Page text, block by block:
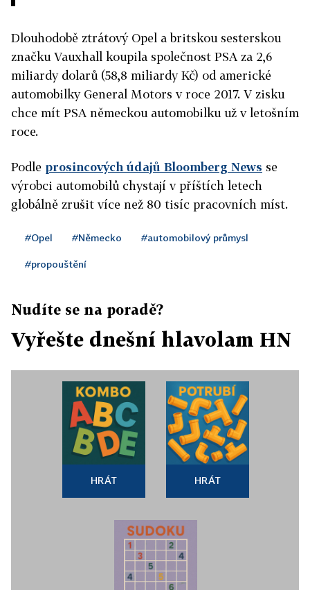
Dlouhodobě ztrátový Opel a britskou sesterskou
značku Vauxhall koupila společnost PSA za 2,6
miliardy dolarů (58,8 miliardy Kč) od americké
automobilky General Motors v roce 2017. V zisku
chce mít PSA německou automobilku už v letošním
roce.
Podle prosincových údajů Bloomberg News se
výrobci automobilů chystají v příštích letech
globálně zrušit více než 80 tisíc pracovních míst.
#Opel #Německo #automobilový průmysl
#propouštění
Nudíte se na poradě?
Vyřešte dnešní hlavolam HN
HRÁT HRÁT